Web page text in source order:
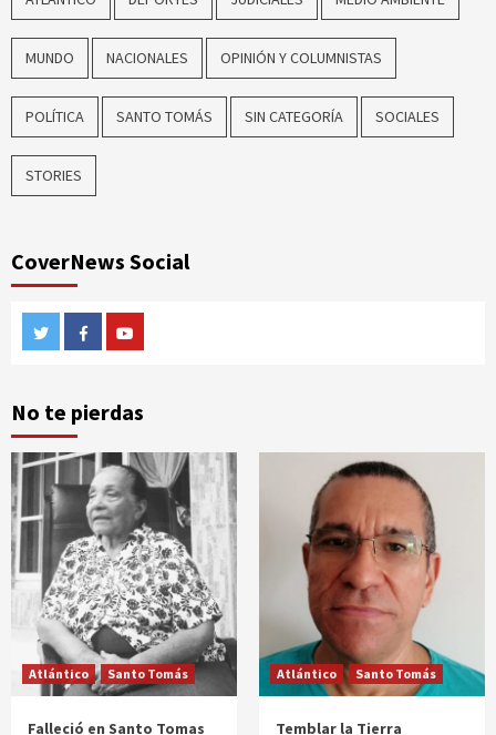
MUNDO NACIONALES OPINIÓN Y COLUMNISTAS
POLÍTICA SANTO TOMÁS SIN CATEGORÍA SOCIALES
STORIES
CoverNews Social
TwitterFacebook
No te pierdas
Atlántico Santo Tomás
Falleció en Santo Tomas
Atlántico Santo Tomás
Temblar la Tierra